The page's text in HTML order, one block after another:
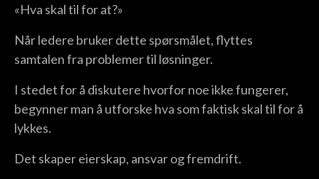
«Hva skal til for at?»
Når ledere bruker dette spørsmålet, flyttes
samtalen fra problemer til løsninger.
I stedet for å diskutere hvorfor noe ikke fungerer,
begynner man å utforske hva som faktisk skal til for å
lykkes.
Det skaper eierskap, ansvar og fremdrift.